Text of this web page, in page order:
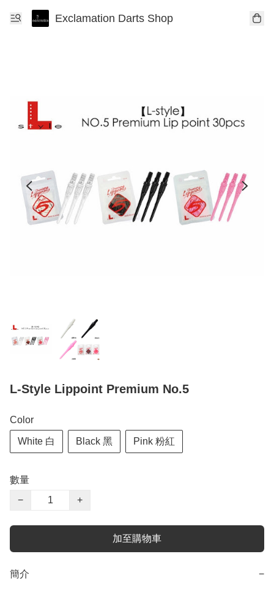
Exclamation Darts Shop
L-Style Lippoint Premium No.5
Color
White 白 Black 黑 Pink 粉紅
數量
−
+
加至購物車
簡介 −